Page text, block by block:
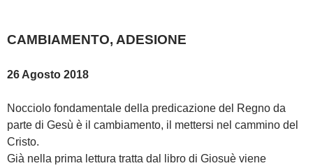
CAMBIAMENTO, ADESIONE
26 Agosto 2018
Nocciolo fondamentale della predicazione del Regno da
parte di Gesù è il cambiamento, il mettersi nel cammino del
Cristo.
Già nella prima lettura tratta dal libro di Giosuè viene